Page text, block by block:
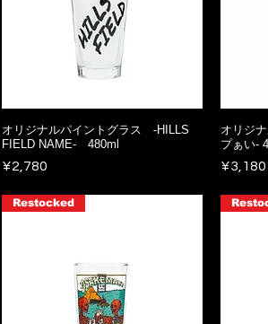
オリジナルパイントグラス -HILLS
FIELD NAME- 480ml
Price
¥2,780
オリジ
プぁい-
Price
¥3,180
Restocked